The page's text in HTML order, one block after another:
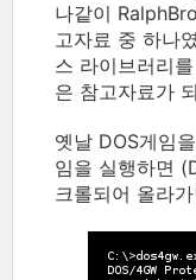
나같이
고자료 중 하나
스 라이브러리
은 참고자료가
옛날 DOS게임
임을 실행하면
크롤되어 올라